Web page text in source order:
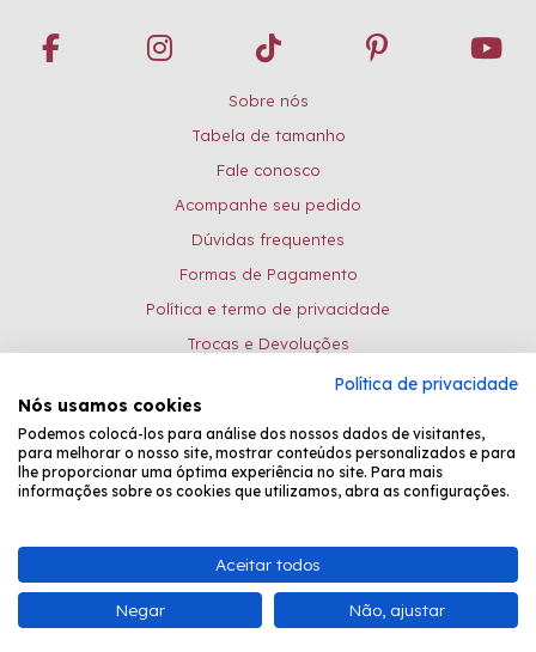
Sobre nós
Tabela de tamanho
Fale conosco
Acompanhe seu pedido
Dúvidas frequentes
Formas de Pagamento
Política e termo de privacidade
Trocas e Devoluções
Formas de pagamento:
Desenvolvido porFastchannel
Bead Shop Comércio de Pedrarias EPP - CNPJ: 08.081.031/0001-26 -
Atendimento Online: de seg. à sexta, das 8:30 às 17:15.
Política de privacidade
Nós usamos cookies
Podemos colocá-los para análise dos nossos dados de visitantes,
para melhorar o nosso site, mostrar conteúdos personalizados e para
lhe proporcionar uma óptima experiência no site. Para mais
informações sobre os cookies que utilizamos, abra as configurações.
Aceitar todos
Negar Não, ajustar